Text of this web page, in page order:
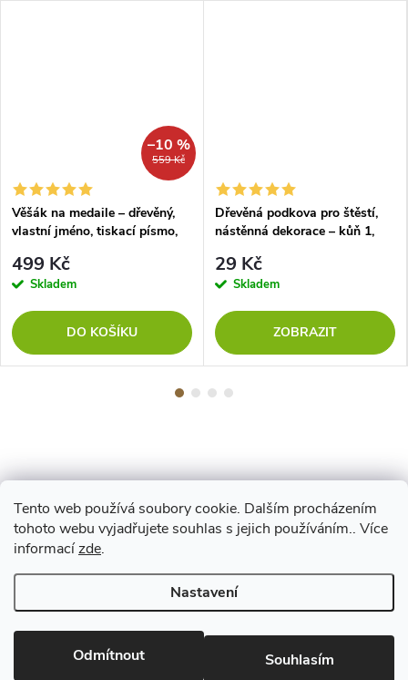
Tento web používá soubory cookie. Dalším procházením
tohoto webu vyjadřujete souhlas s jejich používáním.. Více
informacízde.
Nastavení
Odmítnout Souhlasím
559 Kč
–10 %
Věšák na medaile – dřevěný,
vlastní jméno, tiskací písmo,
499 Kč
Skladem
DO KOŠÍKU
Dřevěná podkova pro štěstí,
nástěnná dekorace – kůň 1,
29 Kč
Skladem
ZOBRAZIT
Z
á
pCopyright 2026www.vyrejeme.cz. Všechna práva vyhrazena.Upravit
nastavení cookies